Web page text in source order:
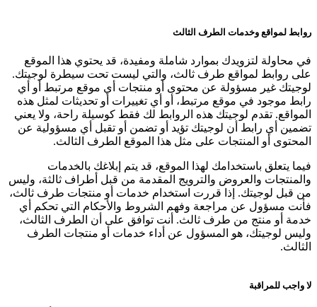
روابط لمواقع وخدمات الطرف الثالث
في محاولة لتزويدك بموارد شاملة ومفيدة، قد يحتوي هذا الموقع
على روابط لمواقع طرف ثالث، والتي ليست تحت سيطرة لوجيتك.
لوجيتك غير مسؤولة عن محتوى أو منتجات أي موقع مرتبط أو أي
رابط موجود في موقع مرتبط، أو أي تغييرات أو تحديثات لمثل هذه
المواقع. تقدم لوجيتك هذه الروابط لك فقط كوسيلة راحة، ولا يعني
تضمين أي رابط أن لوجيتك تؤيد أو تضمن أو تقبل أي مسؤولية عن
المحتوى أو المنتجات على مثل هذا الموقع الطرف الثالث.
فيما يتعلق باستخدامك لهذا الموقع، قد يتم إبلاغك بالخدمات
والمنتجات والعروض والترويج المقدمة من قبل أطراف ثالثة، وليس
من قبل لوجيتك. إذا قررت استخدام خدمات أو منتجات طرف ثالث،
فأنت مسؤول عن مراجعة وفهم الشروط والأحكام التي تحكم أي
خدمة أو منتج من طرف ثالث. أنت توافق على أن الطرف الثالث،
وليس لوجيتك، هو المسؤول عن أداء خدمات أو منتجات الطرف
الثالث.
لا واجب للمراقبة